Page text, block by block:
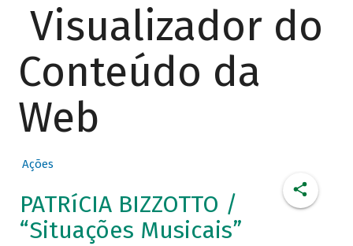
Visualizador do
Conteúdo da
Web
Ações
PATRíCIA BIZZOTTO /
“Situações Musicais”